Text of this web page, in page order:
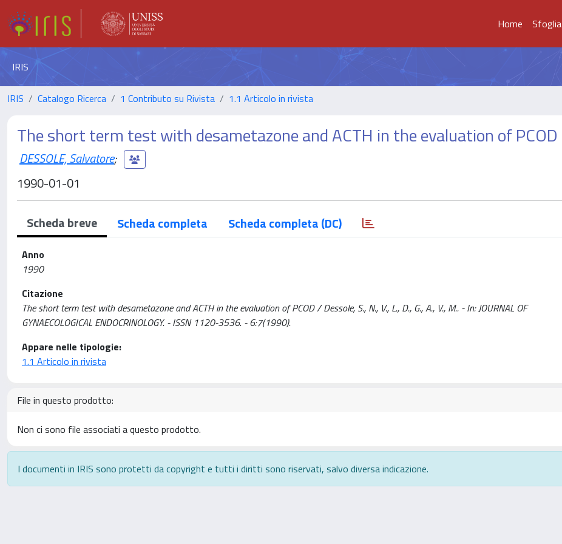
Home Sfoglia
IRIS
IRIS Catalogo Ricerca 1 Contributo su Rivista 1.1 Articolo in rivista
The short term test with desametazone and ACTH in the evaluation of PCOD
DESSOLE, Salvatore;
1990-01-01
Scheda breve Scheda completa Scheda completa (DC)
Anno
1990
Citazione
The short term test with desametazone and ACTH in the evaluation of PCOD / Dessole, S., N., V., L., D., G., A., V., M.. - In: JOURNAL OF
GYNAECOLOGICAL ENDOCRINOLOGY. - ISSN 1120-3536. - 6:7(1990).
Appare nelle tipologie:
1.1 Articolo in rivista
File in questo prodotto:
Non ci sono file associati a questo prodotto.
I documenti in IRIS sono protetti da copyright e tutti i diritti sono riservati, salvo diversa indicazione.